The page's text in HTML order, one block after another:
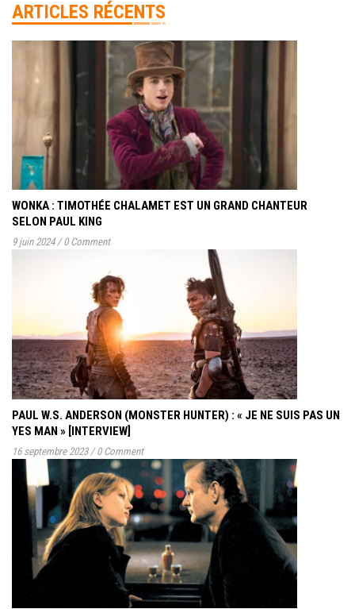
ARTICLES RÉCENTS
WONKA : TIMOTHÉE CHALAMET EST UN GRAND CHANTEUR
SELON PAUL KING
9 juin 2024 / 0 Comment
PAUL W.S. ANDERSON (MONSTER HUNTER) : « JE NE SUIS PAS UN
YES MAN » [INTERVIEW]
16 septembre 2023 / 0 Comment